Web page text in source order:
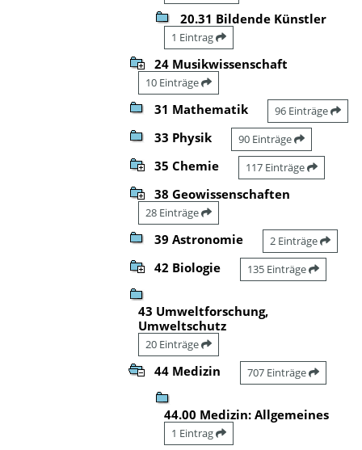
20.31 Bildende Künstler
1 Eintrag
24 Musikwissenschaft
10 Einträge
31 Mathematik 96 Einträge
33 Physik 90 Einträge
35 Chemie 117 Einträge
38 Geowissenschaften
28 Einträge
39 Astronomie 2 Einträge
42 Biologie 135 Einträge
43 Umweltforschung,
Umweltschutz
20 Einträge
44 Medizin 707 Einträge
44.00 Medizin: Allgemeines
1 Eintrag